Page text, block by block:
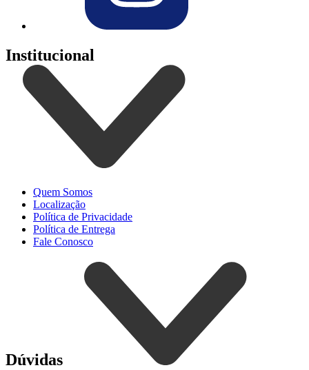
Institucional
Quem Somos
Localização
Política de Privacidade
Política de Entrega
Fale Conosco
Dúvidas